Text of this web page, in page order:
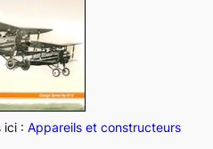
h
e
ici : Appareils et constructeurs